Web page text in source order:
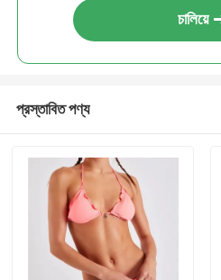
চালিয়ে
প্রস্তাবিত পণ্য